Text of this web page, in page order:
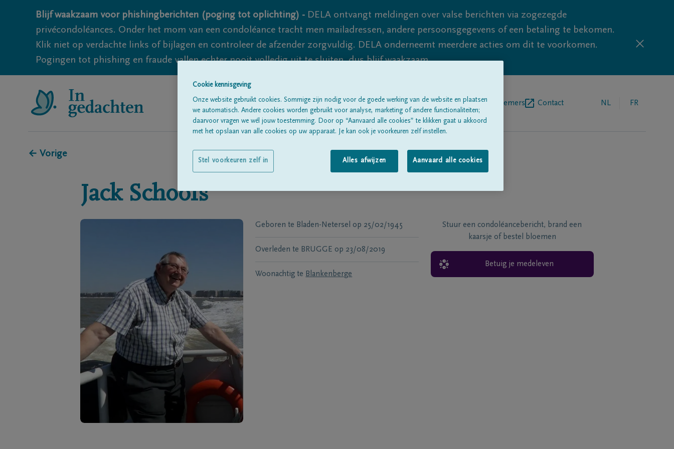
Blijf waakzaam voor phishingberichten (poging tot oplichting) - DELA ontvangt meldingen over valse berichten via zogezegde
privécondoléances. Onder het mom van een condoléance tracht men mailadressen, andere persoonsgegevens of een betaling te bekomen.
Klik niet op verdachte links of bijlagen en controleer de afzender zorgvuldig. DELA onderneemt meerdere acties om dit te voorkomen.
Pogingen tot phishing en fraude vallen echter nooit volledig uit te sluiten, dus blijf waakzaam.
Alle rouwberichtenOver onsBegrafenisondernemers Contact NL FR
← Vorige
Jack Schoofs
Geboren te Bladen-Netersel op 25/02/1945
Overleden te BRUGGE op 23/08/2019
Woonachtig te Blankenberge
Stuur een condoléancebericht, brand een
kaarsje of bestel bloemen
Betuig je medeleven
Cookie kennisgeving
Onze website gebruikt cookies. Sommige zijn nodig voor de goede werking van de website en plaatsen
we automatisch. Andere cookies worden gebruikt voor analyse, marketing of andere functionaliteiten;
daarvoor vragen we wél jouw toestemming. Door op “Aanvaard alle cookies” te klikken gaat u akkoord
met het opslaan van alle cookies op uw apparaat. Je kan ook je voorkeuren zelf instellen.
Alles afwijzen Aanvaard alle cookies
Stel voorkeuren zelf in